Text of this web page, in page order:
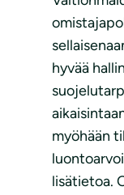
hyvää
myöhään
lisätietoa.